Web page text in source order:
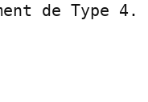
de Type 4.